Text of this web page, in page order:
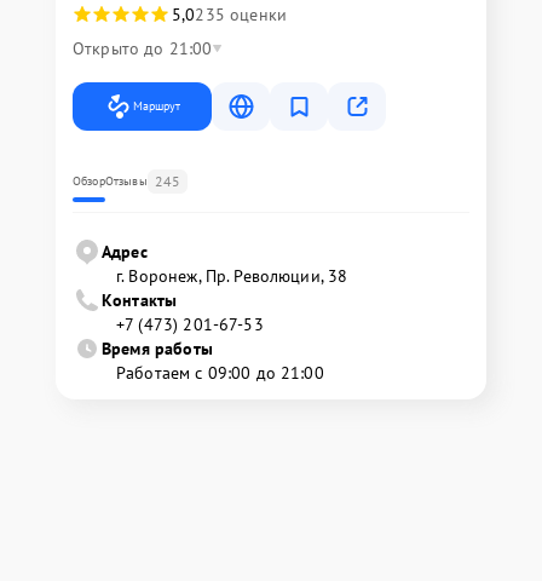
5,0235 оценки
Открыто до 21:00
Маршрут
ОбзорОтзывы 245
Адрес
г. Воронеж, Пр. Революции, 38
Контакты
+7 (473) 201-67-53
Время работы
Работаем с 09:00 до 21:00